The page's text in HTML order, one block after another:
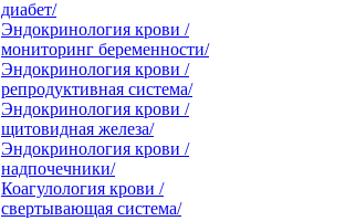
диабет/
Эндокринология крови /
мониторинг беременности/
Эндокринология крови /
репродуктивная система/
Эндокринология крови /
щитовидная железа/
Эндокринология крови /
надпочечники/
Коагулология крови /
свертывающая система/